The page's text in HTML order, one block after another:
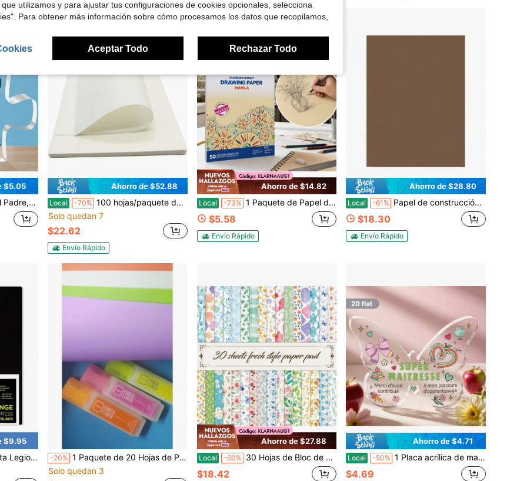
$5.05
de Hija e Hijo, Decoración Estacional
Ahorro de $52.88
Local -70% 100 hojas/paquete de papel de frotado Lianshi Handmade Xuan (Shuan/Papel de arroz) para restauración de libros antiguos, lavado de pintura y caligrafía, tamaño 12x20cm
Solo quedan 7
$22.62
Envío Rápido
Ahorro de $14.82
Local -73% 1 Paquete de Papel de Dibujo Manila 12x18 Pulgadas, Crema sin Recubrimiento, 70 Lb, Para Clase de Arte, Bocetos, Envuelto en Película
$5.58
Envío Rápido
Ahorro de $28.80
Local -61% Papel de construcción Prang (anteriormente), marrón, 9x 12, hojas
$18.30
Envío Rápido
$9.95
algodón de 140lb, 5x pulgadas para medios húmedos
-20% 1 Paquete de 20 Hojas de Papel Hecho a Mano de Colores + 3 Bolígrafos Fluorescentes, Cartulina Engrosada 16K/A4/8K, Papel de Colores Hecho a Mano Arcoíris Plegable Suave, Papel para Tarjetas de Felicitación Hechas a Mano, Para Regalos de Navidad, Decoración de Fiesta de Cumpleaños, Cortable, Pintable, Para Hacer Tarjetas, Scrapbooking, Útiles Escolares, Vuelta a la Escuela
Solo quedan 3
Ahorro de $27.88
Local -60% 30 Hojas de Bloc de Papel Floral de Jardín, Papel de Scrapbook Doble Cara con Diseños Suaves Únicos, Suministros Decorativos para Scrapbooking, Creación de Tarjetas, Álbum, Estampado, Fondo de Decoupage
$18.42
Ahorro de $4.71
Local -50% 1 Placa acrílica de mariposa súper maestro - Pieza central decorativa con estilo francés con corazones, flores y regalos, perfecta para el Día del Maestro, el Día de la Madre, el Día de San Valentín, etc., regalo de aprecio al maestro | Diseño alegre | Material acrílico con decoración de mariposa
$4.69
utilizamos y para ajustar tus configuraciones de cookies opcionales, selecciona
Para obtener más información sobre cómo procesamos los datos que recopilamos,
Aceptar Todo Rechazar Todo